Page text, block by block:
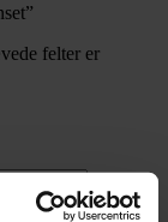
felter er